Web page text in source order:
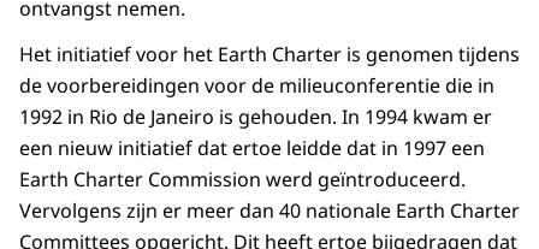
ontvangst nemen.
Het initiatief voor het Earth Charter is genomen tijdens
de voorbereidingen voor de milieuconferentie die in
1992 in Rio de Janeiro is gehouden. In 1994 kwam er
een nieuw initiatief dat ertoe leidde dat in 1997 een
Earth Charter Commission werd geïntroduceerd.
Vervolgens zijn er meer dan 40 nationale Earth Charter
Committees opgericht. Dit heeft ertoe bijgedragen dat